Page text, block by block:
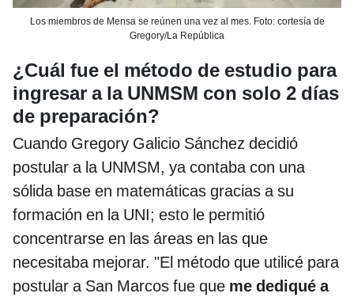
Los miembros de Mensa se reúnen una vez al mes. Foto: cortesía de
Gregory/La República
¿Cuál fue el método de estudio para
ingresar a la UNMSM con solo 2 días
de preparación?
Cuando Gregory Galicio Sánchez decidió
postular a la UNMSM, ya contaba con una
sólida base en matemáticas gracias a su
formación en la UNI; esto le permitió
concentrarse en las áreas en las que
necesitaba mejorar. "El método que utilicé para
postular a San Marcos fue que me dediqué a